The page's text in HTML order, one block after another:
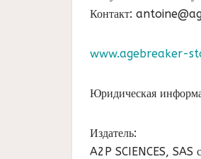
Контакт:
www.agebreaker-
Юридическая
Издатель:
A2P SCIENCES, SAS